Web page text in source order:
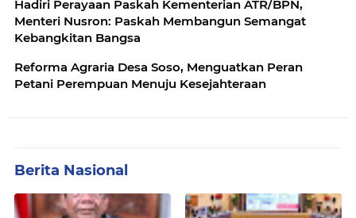
Hadiri Perayaan Paskah Kementerian ATR/BPN,
Menteri Nusron: Paskah Membangun Semangat
Kebangkitan Bangsa
Reforma Agraria Desa Soso, Menguatkan Peran
Petani Perempuan Menuju Kesejahteraan
Berita Nasional